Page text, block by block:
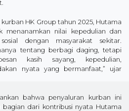
HK Group tahun 2025, Hutama
menanamkan nilai kepedulian dan
dengan masyarakat sekitar.
tentang berbagi daging, tetapi
kasih sayang, kepedulian,
nyata yang bermanfaat,” ujar
bahwa penyaluran kurban ini
dari kontribusi nyata Hutama